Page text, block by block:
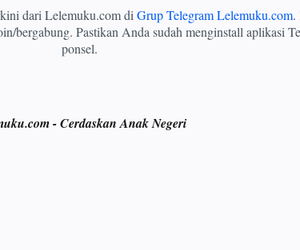
dari Lelemuku.com di Grup Telegram Lelemuku.com.
bergabung. Pastikan Anda sudah menginstall aplikasi
ponsel.
- Cerdaskan Anak Negeri